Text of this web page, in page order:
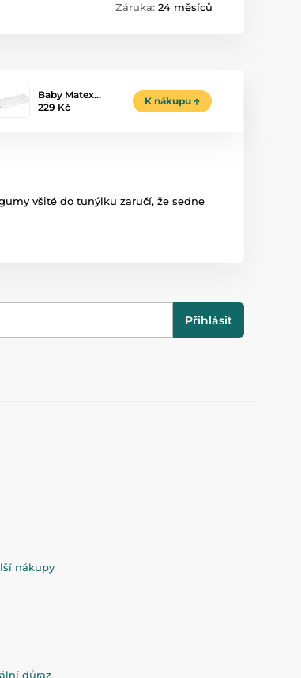
Záruka: 24 měsíců
Baby Matex…
229 Kč
K nákupu
všité do tunýlku zaručí, že sedne
Přihlásit
nákupy
důraz